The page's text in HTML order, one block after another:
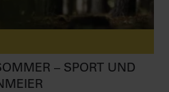
– SPORT UND